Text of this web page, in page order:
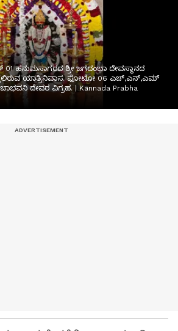
ಶ್ರೀ ಜಗದಂಬಾ ದೇವಸ್ಥಾನದ
ಯಾತ್ರಿನಿವಾಸ. ಫೋಟೋ 06 ಎಚ್,ಎನ್,ಎಮ್
ದೇವರ ವಿಗ್ರಹ. | Kannada Prabha